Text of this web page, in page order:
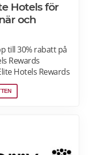
Hotels för
och
till 30% rabatt på
Rewards
Hotels Rewards
och
poäng till